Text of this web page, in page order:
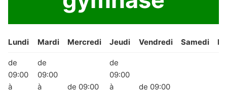
Lundi Mardi Mercredi Jeudi Vendredi Samedi
de
09:00
à
de
09:00
à
de 09:00
de
09:00
à
de 09:00